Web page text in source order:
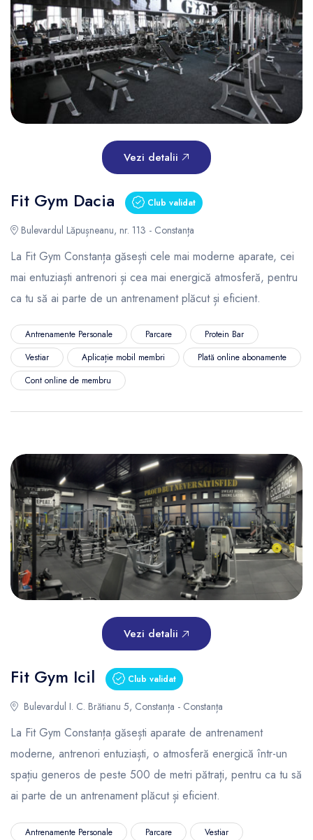
Vezi detalii
Fit Gym Dacia Club validat
Bulevardul Lăpușneanu, nr. 113 - Constanța
La Fit Gym Constanța găsești cele mai moderne aparate, cei
mai entuziaști antrenori și cea mai energică atmosferă, pentru
ca tu să ai parte de un antrenament plăcut și eficient.
Antrenamente Personale Parcare
Protein Bar
Vestiar
Aplicație mobil membri
Plată online abonamente
Cont online de membru
Vezi detalii
Fit Gym Icil Club validat
Bulevardul I. C. Brătianu 5, Constanța - Constanța
La Fit Gym Constanța găsești aparate de antrenament
moderne, antrenori entuziaști, o atmosferă energică într-un
spațiu generos de peste 500 de metri pătrați, pentru ca tu să
ai parte de un antrenament plăcut și eficient.
Antrenamente Personale Parcare
Vestiar